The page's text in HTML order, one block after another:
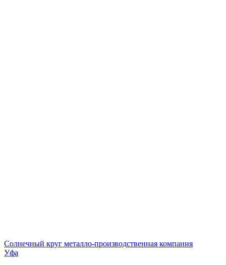
Солнечный круг металло-производственная компания
Уфа